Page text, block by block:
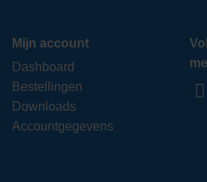
Mijn account
Dashboard
Bestellingen
Downloads
Accountgegevens